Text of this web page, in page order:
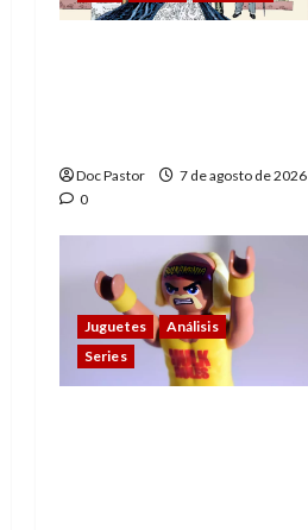
Doc Pastor
7 de agosto de 2026
0
Juguetes
Análisis
Series